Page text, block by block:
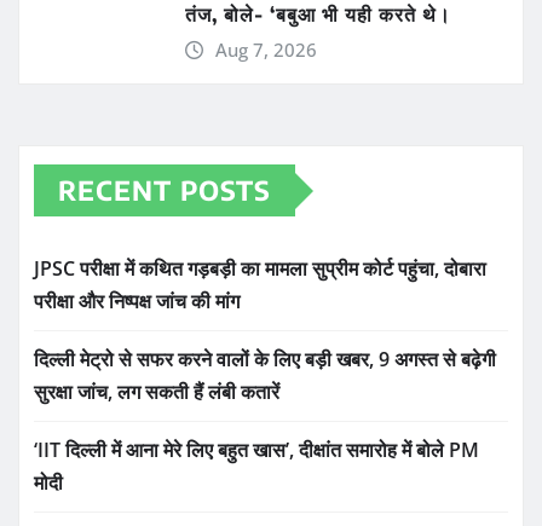
तंज, बोले- ‘बबुआ भी यही करते थे।
Aug 7, 2026
RECENT POSTS
JPSC परीक्षा में कथित गड़बड़ी का मामला सुप्रीम कोर्ट पहुंचा, दोबारा
परीक्षा और निष्पक्ष जांच की मांग
दिल्ली मेट्रो से सफर करने वालों के लिए बड़ी खबर, 9 अगस्त से बढ़ेगी
सुरक्षा जांच, लग सकती हैं लंबी कतारें
‘IIT दिल्ली में आना मेरे लिए बहुत खास’, दीक्षांत समारोह में बोले PM
मोदी